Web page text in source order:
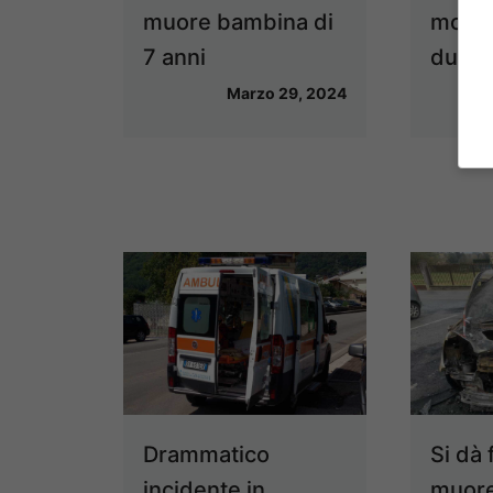
muore bambina di
7 anni
Marzo 29, 2024
due
Drammatico
Si dà